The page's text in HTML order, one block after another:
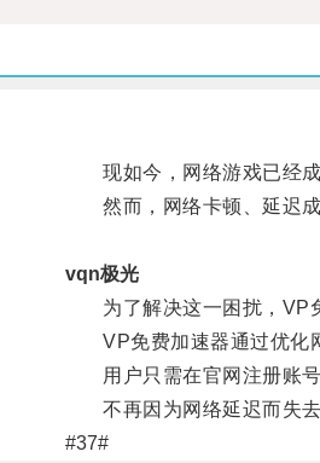
现如今，网络游戏已经成
然而，网络卡顿、延迟成
vqn极光
为了解决这一困扰，VP免
VP免费加速器通过优化网
用户只需在官网注册账号
不再因为网络延迟而失去
#37#